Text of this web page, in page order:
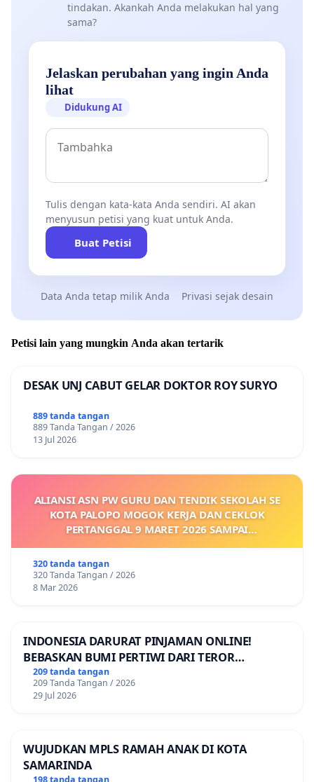
tindakan. Akankah Anda melakukan hal yang
sama?
Jelaskan perubahan yang ingin Anda
lihat
Didukung AI
Tulis dengan kata-kata Anda sendiri. AI akan
menyusun petisi yang kuat untuk Anda.
Buat Petisi
Data Anda tetap milik Anda Privasi sejak desain
Petisi lain yang mungkin Anda akan tertarik
DESAK UNJ CABUT GELAR DOKTOR ROY SURYO
889 tanda tangan
889 Tanda Tangan / 2026
13 Jul 2026
ALIANSI ASN PW GURU DAN TENDIK SEKOLAH SE
KOTA PALOPO MOGOK KERJA DAN CEKLOK
PERTANGGAL 9 MARET 2026 SAMPAI
KEJELASAN SUMBER GAJI POKOK
320 tanda tangan
320 Tanda Tangan / 2026
8 Mar 2026
INDONESIA DARURAT PINJAMAN ONLINE!
BEBASKAN BUMI PERTIWI DARI TEROR
PINJAMAN ONLINE! TUTUP PINJOL!
209 tanda tangan
209 Tanda Tangan / 2026
29 Jul 2026
WUJUDKAN MPLS RAMAH ANAK DI KOTA
SAMARINDA
198 tanda tangan